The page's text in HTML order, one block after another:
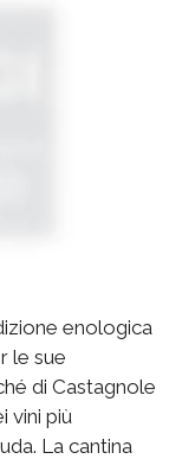
enologica
le sue
di Castagnole
vini più
La cantina